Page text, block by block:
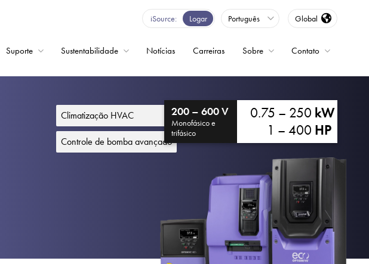
iSource Logar Português Global
Suporte Sustentabilidade Notícias Carreiras Sobre Contato
Climatização HVAC
Controle de bomba avançado
200 – 600 V
Monofásico e
trifásico
0.75 – 250 kW
1 – 400 HP
Inversores de frequência variável
Sustentabilidade